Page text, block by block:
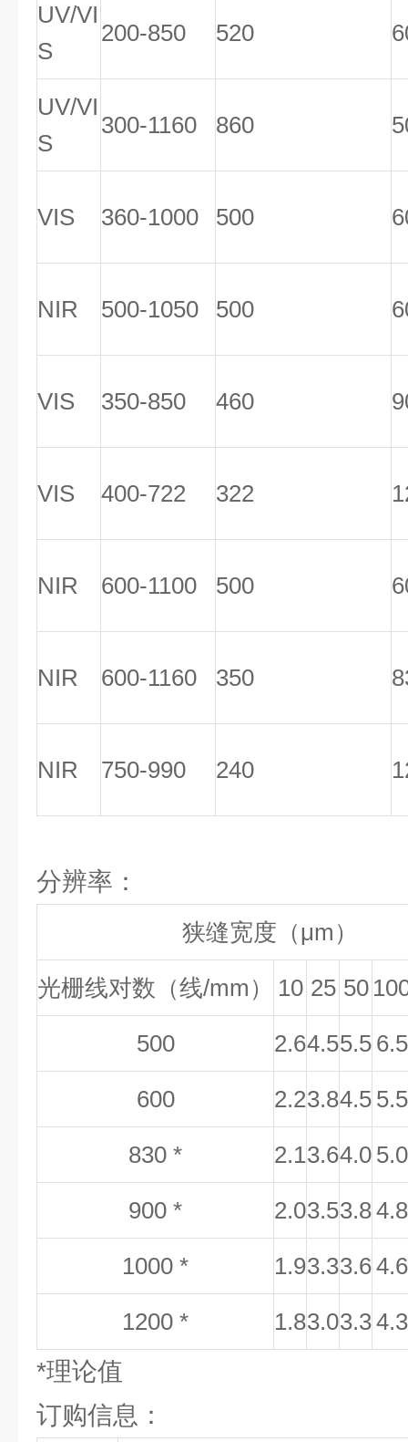
UV/VI
S
200-850 520
UV/VI
S
300-1160 860
VIS 360-1000 500
NIR 500-1050 500
VIS 350-850 460
VIS 400-722 322
NIR 600-1100 500
NIR 600-1160 350
NIR 750-990 240
分辨率：
狭缝宽度（μm）
光栅线对数（线/mm） 10 25 50
500 2.64.55.5 6.5
600 2.23.84.5 5.5
830 * 2.13.64.0 5.0
900 * 2.03.53.84.8
1000 * 1.93.33.64.6
1200 * 1.83.03.34.3
*理论值
订购信息：